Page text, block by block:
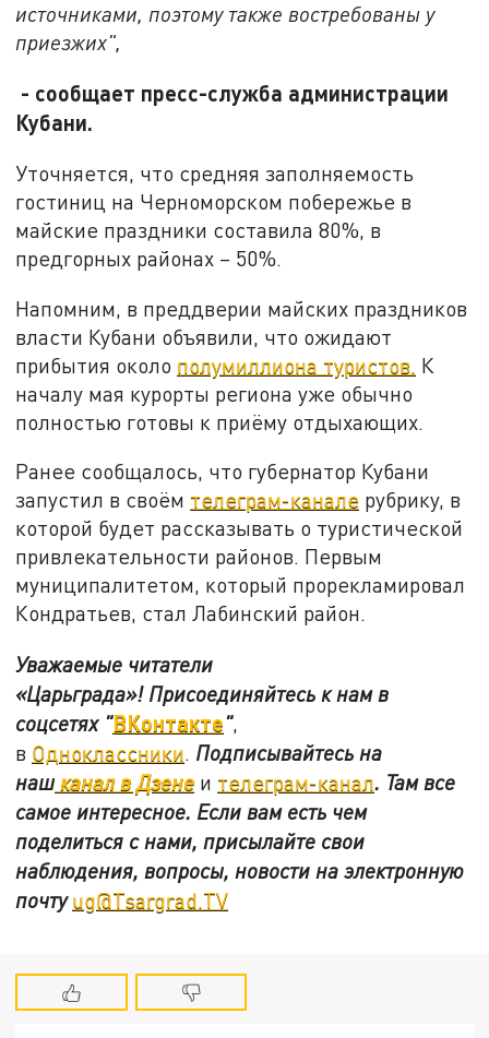
источниками, поэтому также востребованы у
приезжих",
- сообщает пресс-служба администрации
Кубани.
Уточняется, что средняя заполняемость
гостиниц на Черноморском побережье в
майские праздники составила 80%, в
предгорных районах – 50%.
Напомним, в преддверии майских праздников
власти Кубани объявили, что ожидают
прибытия около полумиллиона туристов. К
началу мая курорты региона уже обычно
полностью готовы к приёму отдыхающих.
Ранее сообщалось, что губернатор Кубани
запустил в своём телеграм-канале рубрику, в
которой будет рассказывать о туристической
привлекательности районов. Первым
муниципалитетом, который прорекламировал
Кондратьев, стал Лабинский район.
Уважаемые читатели
«Царьграда»! Присоединяйтесь к нам в
соцсетях "ВКонтакте",
в Одноклассники. Подписывайтесь на
нашканал в Дзене и телеграм-канал. Там все
самое интересное. Если вам есть чем
поделиться с нами, присылайте свои
наблюдения, вопросы, новости на электронную
почтуug@Tsargrad.TV